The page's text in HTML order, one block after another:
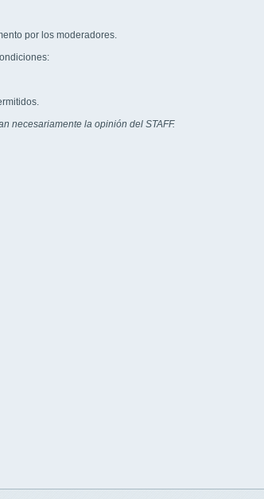
por los moderadores.
necesariamente la opinión del STAFF.